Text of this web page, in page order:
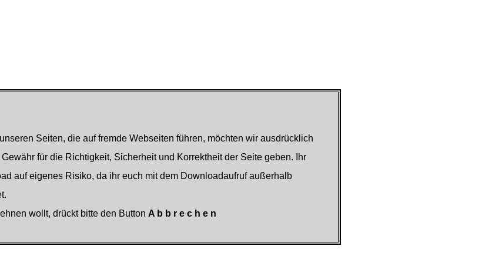
Seiten, die auf fremde Webseiten führen, möchten wir ausdrücklich
für die Richtigkeit, Sicherheit und Korrektheit der Seite geben. Ihr
auf eigenes Risiko, da ihr euch mit dem Downloadaufruf außerhalb
wollt, drückt bitte den Button A b b r e c h e n